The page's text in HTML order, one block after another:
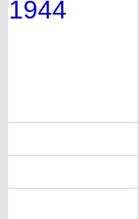
1944